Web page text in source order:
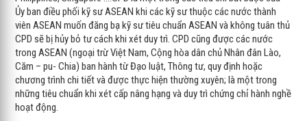
Ủy ban điều phối kỹ sư ASEAN khi các kỹ sư thuộc các nước thành
viên ASEAN muốn đăng bạ kỹ sư tiêu chuẩn ASEAN và không tuân thủ
CPD sẽ bị hủy bỏ tư cách khi xét duy trì. CPD cũng được các nước
trong ASEAN (ngoại trừ Việt Nam, Cộng hòa dân chủ Nhân đân Lào,
Căm – pu- Chia) ban hành từ Đạo luật, Thông tư, quy định hoặc
chương trình chi tiết và được thực hiện thường xuyên; là một trong
những tiêu chuẩn khi xét cấp nâng hạng và duy trì chứng chỉ hành nghề
hoạt động.